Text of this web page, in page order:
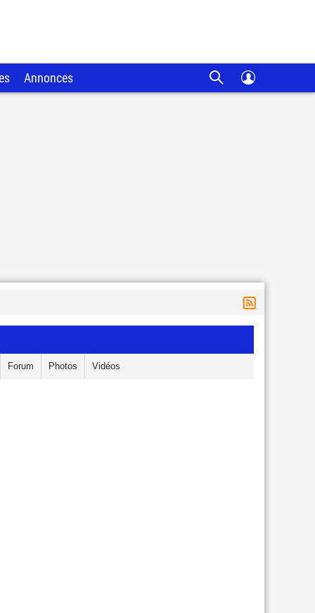
Annonces
Forum Photos Vidéos